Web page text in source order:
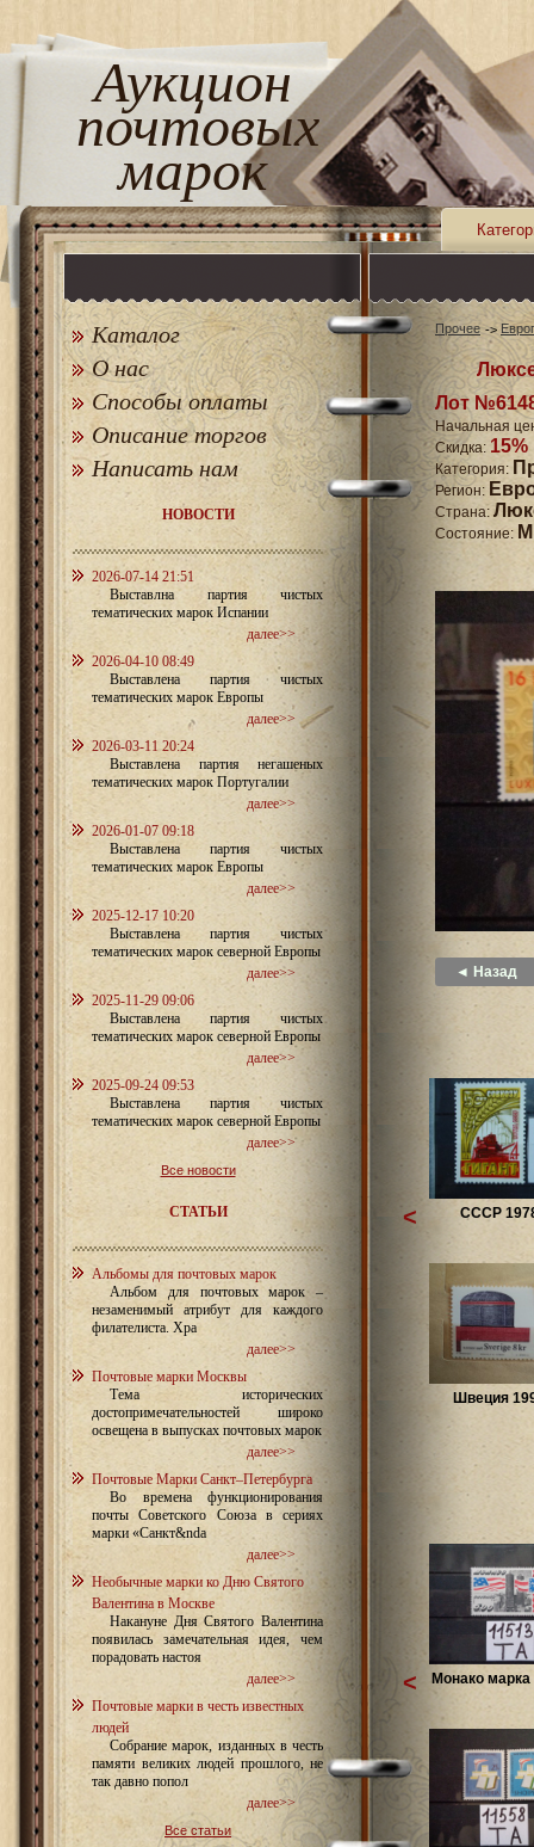
Аукцион
почтовых
марок
Каталог
О нас
Способы оплаты
Описание торгов
Написать нам
НОВОСТИ
2026-07-14 21:51
Выставлна партия чистых
тематических марок Испании
далее>>
2026-04-10 08:49
Выставлена партия чистых
тематических марок Европы
далее>>
2026-03-11 20:24
Выставлена партия негашеных
тематических марок Португалии
далее>>
2026-01-07 09:18
Выставлена партия чистых
тематических марок Европы
далее>>
2025-12-17 10:20
Выставлена партия чистых
тематических марок северной Европы
далее>>
2025-11-29 09:06
Выставлена партия чистых
тематических марок северной Европы
далее>>
2025-09-24 09:53
Выставлена партия чистых
тематических марок северной Европы
далее>>
Все новости
СТАТЬИ
Альбомы для почтовых марок
Альбом для почтовых марок –
незаменимый атрибут для каждого
филателиста. Хра
далее>>
Почтовые марки Москвы
Тема исторических
достопримечательностей широко
освещена в выпусках почтовых марок
далее>>
Почтовые Марки Санкт–Петербурга
Во времена функционирования
почты Советского Союза в сериях
марки «Санкт&nda
далее>>
Необычные марки ко Дню Святого
Валентина в Москве
Накануне Дня Святого Валентина
появилась замечательная идея, чем
порадовать настоя
далее>>
Почтовые марки в честь известных
людей
Собрание марок, изданных в честь
памяти великих людей прошлого, не
так давно попол
далее>>
Все статьи
Прочее
Лот
Начальная
Скидка: 15%
Категория:
Регион:
Страна:
Состояние:
◄ Назад
СССР
Швеция
<
Монако марка
<